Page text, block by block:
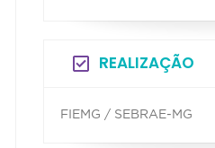
REALIZAÇÃO
FIEMG / SEBRAE-MG